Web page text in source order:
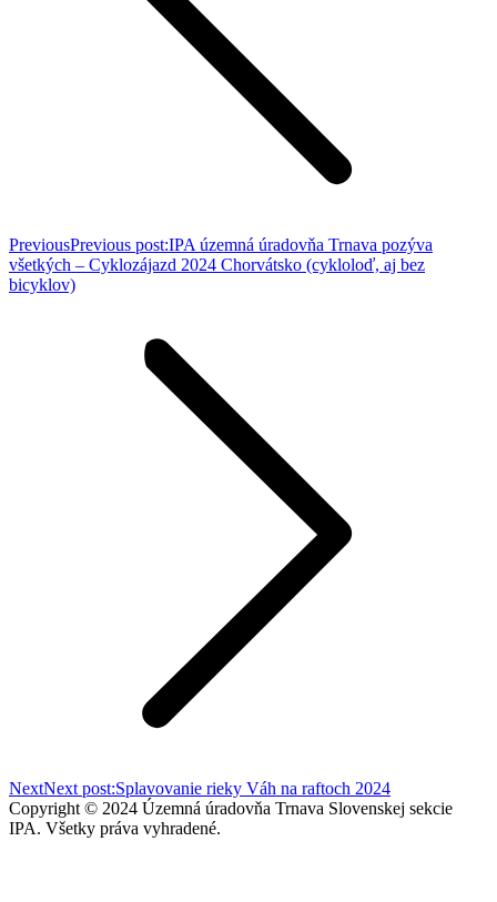
PreviousPrevious post:IPA územná úradovňa Trnava pozýva
všetkých – Cyklozájazd 2024 Chorvátsko (cykloloď, aj bez
bicyklov)
NextNext post:Splavovanie rieky Váh na raftoch 2024
Copyright © 2024 Územná úradovňa Trnava Slovenskej sekcie
IPA. Všetky práva vyhradené.